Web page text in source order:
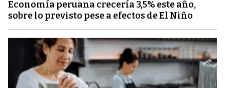
Economía peruana crecería 3,5% este año,
sobre lo previsto pese a efectos de El Niño